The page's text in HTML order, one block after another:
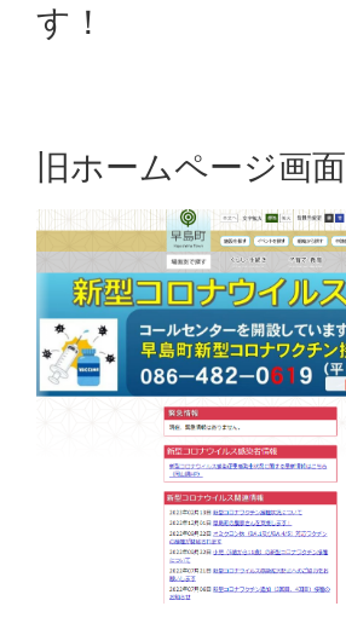
す！
旧ホームページ画面